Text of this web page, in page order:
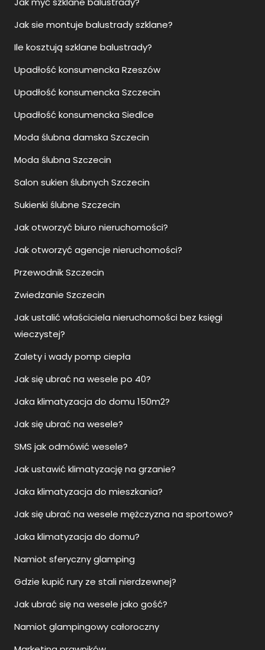
Jak sie montuje balustrady szklane?
Ile kosztują szklane balustrady?
Upadłość konsumencka Rzeszów
Upadłość konsumencka Szczecin
Upadłość konsumencka Siedlce
Moda ślubna damska Szczecin
Moda ślubna Szczecin
Salon sukien ślubnych Szczecin
Sukienki ślubne Szczecin
Jak otworzyć biuro nieruchomości?
Jak otworzyć agencje nieruchomości?
Przewodnik Szczecin
Zwiedzanie Szczecin
Jak ustalić właściciela nieruchomości bez księgi
wieczystej?
Zalety i wady pomp ciepła
Jak się ubrać na wesele po 40?
Jaka klimatyzacja do domu 150m2?
Jak się ubrać na wesele?
SMS jak odmówić wesele?
Jak ustawić klimatyzację na grzanie?
Jaka klimatyzacja do mieszkania?
Jak się ubrać na wesele mężczyzna na sportowo?
Jaka klimatyzacja do domu?
Namiot sferyczny glamping
Gdzie kupić rury ze stali nierdzewnej?
Jak ubrać się na wesele jako gość?
Namiot glampingowy całoroczny